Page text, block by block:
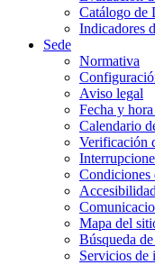
Catálogo de
Indicadores
Sede
Normativa
Aviso legal
Fecha y
Calendario
Verificación
Condiciones
Accesibilidad
Mapa del
Búsqueda
Servicios de